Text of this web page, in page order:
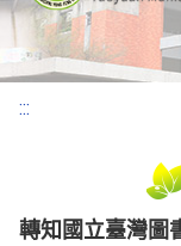
:::
轉知國立臺灣圖